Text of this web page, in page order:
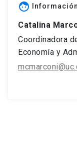
face
Catalina
Coordinadora
Economía y